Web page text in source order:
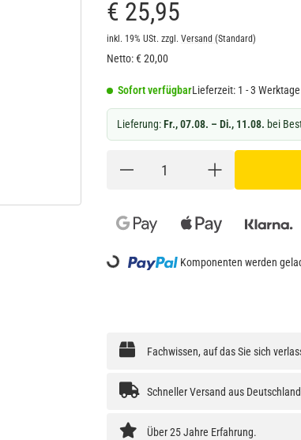
€ 25,95
inkl. 19% USt. zzgl. Versand (Standard)
Netto:€20,00
Sofort verfügbarLieferzeit: 1 - 3 Werktage
Lieferung:Fr., 07.08. – Di., 11.08. bei
Loading... Komponenten werden
Fachwissen, auf das Sie sich
Schneller Versand aus
Über 25 Jahre Erfahrung.